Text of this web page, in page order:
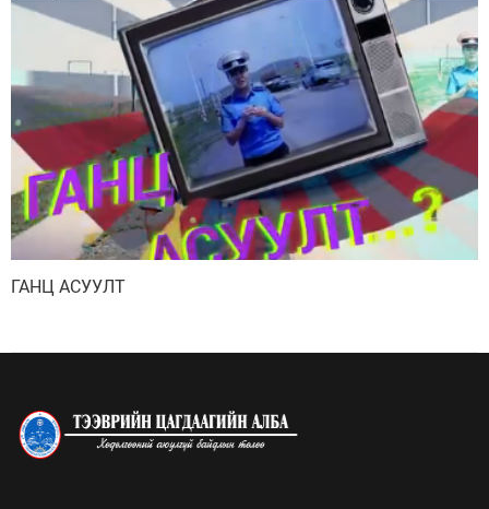
ГАНЦ АСУУЛТ